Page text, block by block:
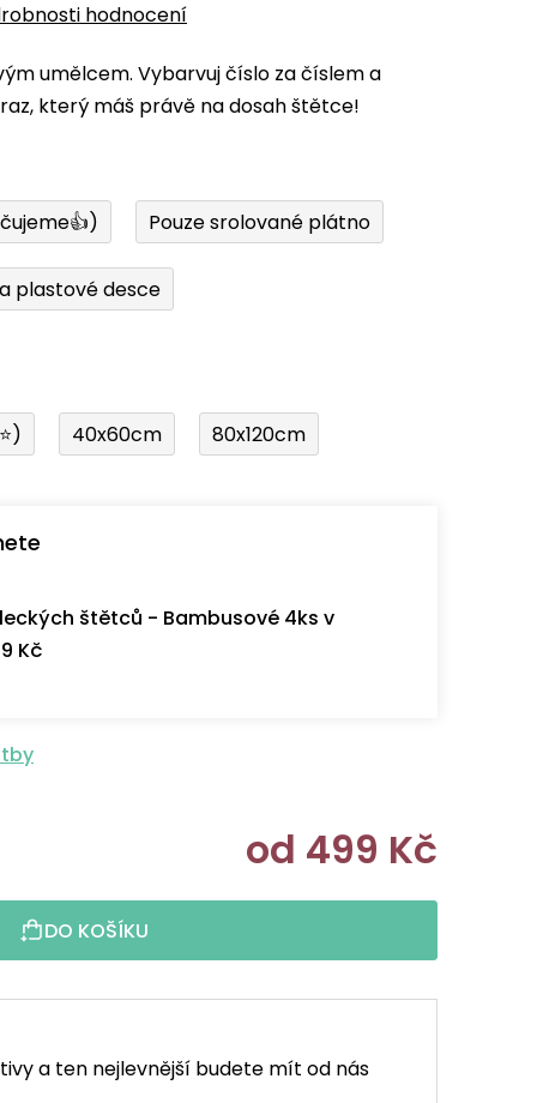
hodnocení
umělcem. Vybarvuj číslo za číslem a
který máš právě na dosah štětce!
Pouze srolované plátno
plastové desce
40x60cm 80x120cm
štětců - Bambusové 4ks v
Kč
od 499 Kč
DO KOŠÍKU
a ten nejlevnější budete mít od nás